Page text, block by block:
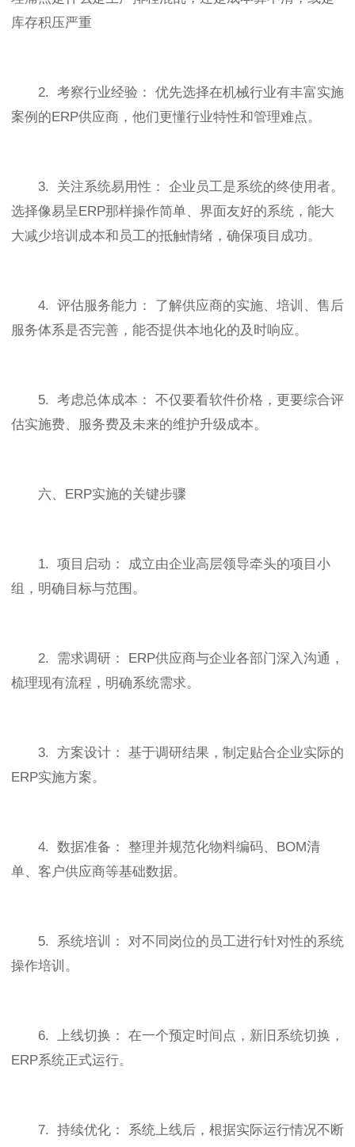
库存积压严重
2. 考察行业经验： 优先选择在机械行业有丰富实施
案例的ERP供应商，他们更懂行业特性和管理难点。
3. 关注系统易用性： 企业员工是系统的终使用者。
选择像易呈ERP那样操作简单、界面友好的系统，能大
大减少培训成本和员工的抵触情绪，确保项目成功。
4. 评估服务能力： 了解供应商的实施、培训、售后
服务体系是否完善，能否提供本地化的及时响应。
5. 考虑总体成本： 不仅要看软件价格，更要综合评
估实施费、服务费及未来的维护升级成本。
六、ERP实施的关键步骤
1. 项目启动： 成立由企业高层领导牵头的项目小
组，明确目标与范围。
2. 需求调研： ERP供应商与企业各部门深入沟通，
梳理现有流程，明确系统需求。
3. 方案设计： 基于调研结果，制定贴合企业实际的
ERP实施方案。
4. 数据准备： 整理并规范化物料编码、BOM清
单、客户供应商等基础数据。
5. 系统培训： 对不同岗位的员工进行针对性的系统
操作培训。
6. 上线切换： 在一个预定时间点，新旧系统切换，
ERP系统正式运行。
7. 持续优化： 系统上线后，根据实际运行情况不断